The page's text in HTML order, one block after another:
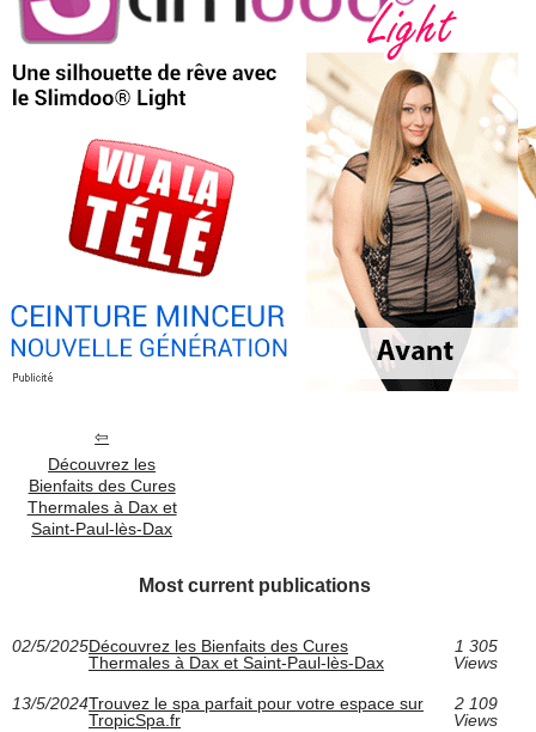
Découvrez les
Bienfaits des Cures
Thermales à Dax et
Saint-Paul-lès-Dax
Most current publications
02/5/2025Découvrez les Bienfaits des Cures
Thermales à Dax et Saint-Paul-lès-Dax
1 305
Views
13/5/2024Trouvez le spa parfait pour votre espace sur
TropicSpa.fr
2 109
Views